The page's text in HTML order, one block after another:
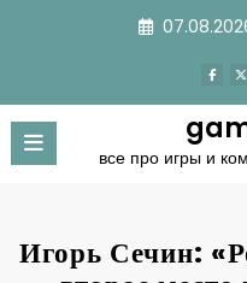
все про игры и
Игорь Сечин: